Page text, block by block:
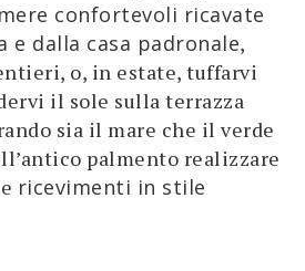
confortevoli ricavate
e dalla casa padronale,
o, in estate, tuffarvi
il sole sulla terrazza
sia il mare che il verde
palmento realizzare
e ricevimenti in stile